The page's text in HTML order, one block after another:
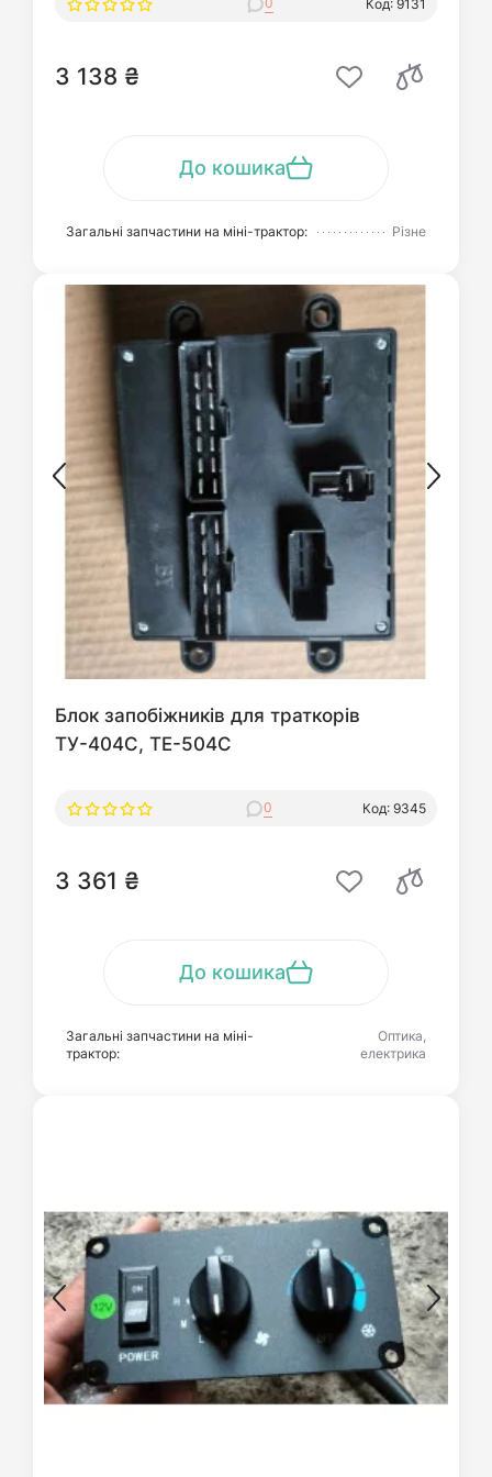
Код: 9131
3 138 ₴
До кошика
Загальні запчастини на міні-трактор: Різне
Блок запобіжників для траткорів
ТУ-404С, ТЕ-504С
0 Код: 9345
3 361 ₴
До кошика
Загальні запчастини на міні-
трактор:
Оптика,
електрика